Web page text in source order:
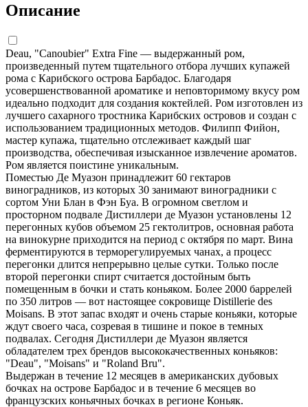
Описание
Deau, "Canoubier" Extra Fine — выдержанный ром,
произведенный путем тщательного отбора лучших купажей
рома с Карибского острова Барбадос. Благодаря
усовершенствованной ароматике и неповторимому вкусу ром
идеально подходит для создания коктейлей. Ром изготовлен из
лучшего сахарного тростника Карибских островов и создан с
использованием традиционных методов. Филипп Фийон,
мастер купажа, тщательно отслеживает каждый шаг
производства, обеспечивая изысканное извлечение ароматов.
Ром является поистине уникальным.
Поместью Де Муазон принадлежит 60 гектаров
виноградников, из которых 30 занимают виноградники с
сортом Уни Блан в Фэн Буа. В огромном светлом и
просторном подвале Дистиллери де Муазон установлены 12
перегонных кубов объемом 25 гектолитров, основная работа
на винокурне приходится на период с октября по март. Вина
ферментируются в терморегулируемых чанах, а процесс
перегонки длится непрерывно целые сутки. Только после
второй перегонки спирт считается достойным быть
помещенным в бочки и стать коньяком. Более 2000 баррелей
по 350 литров — вот настоящее сокровище Distillerie des
Moisans. В этот запас входят и очень старые коньяки, которые
ждут своего часа, созревая в тишине и покое в темных
подвалах. Сегодня Дистиллери де Муазон является
обладателем трех брендов высококачественных коньяков:
"Deau", "Moisans" и "Roland Bru".
Выдержан в течение 12 месяцев в американских дубовых
бочках на острове Барбадос и в течение 6 месяцев во
французских коньячных бочках в регионе Коньяк.